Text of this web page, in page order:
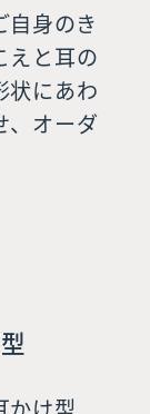
自身のき
えと耳の
状にあわ
、オーダ